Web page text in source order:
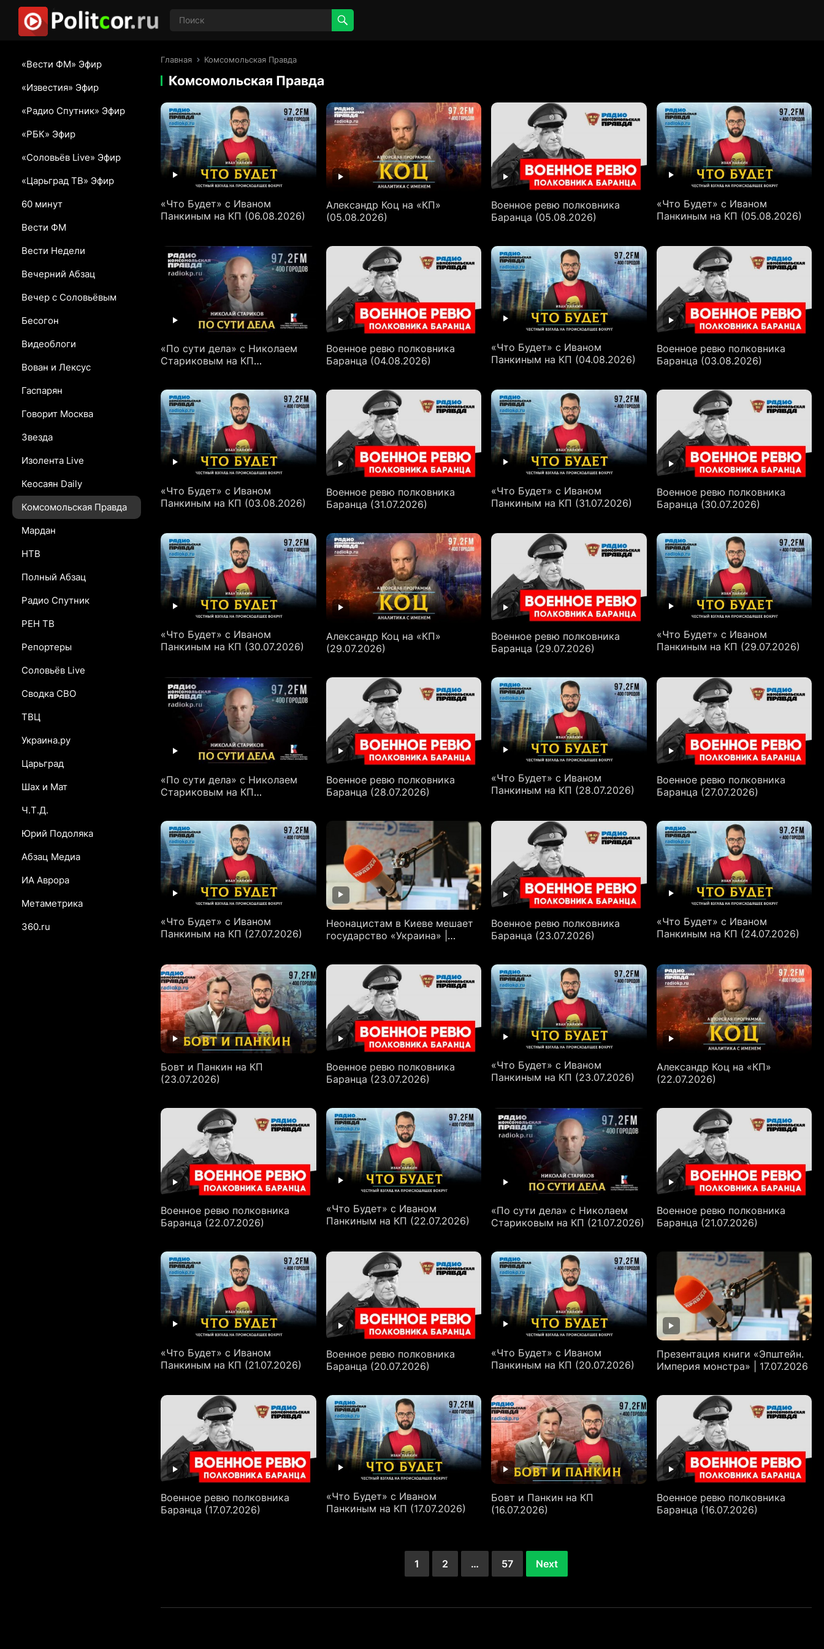
«Вести ФМ» Эфир
«Известия» Эфир
«Радио Спутник» Эфир
«РБК» Эфир
«Соловьёв Live» Эфир
«Царьград ТВ» Эфир
60 минут
Вести ФМ
Вести Недели
Вечерний Абзац
Вечер с Соловьёвым
Бесогон
Видеоблоги
Вован и Лексус
Гаспарян
Говорит Москва
Звезда
Изолента Live
Кеосаян Daily
Комсомольская Правда
Мардан
НТВ
Полный Абзац
Радио Спутник
РЕН ТВ
Репортеры
Соловьёв Live
Сводка СВО
ТВЦ
Украина.ру
Царьград
Шах и Мат
Ч.Т.Д.
Юрий Подоляка
Абзац Медиа
ИА Аврора
Метаметрика
360.ru
Главная Комсомольская Правда
Комсомольская Правда
«Что Будет» с Иваном
Панкиным на КП (06.08.2026)
Александр Коц на «КП»
(05.08.2026)
Военное ревю полковника
Баранца (05.08.2026)
«Что Будет» с Иваном
Панкиным на КП (05.08.2026)
«По сути дела» с Николаем
Стариковым на КП
Военное ревю полковника
Баранца (04.08.2026)
«Что Будет» с Иваном
Панкиным на КП (04.08.2026)
Военное ревю полковника
Баранца (03.08.2026)
«Что Будет» с Иваном
Панкиным на КП (03.08.2026)
Военное ревю полковника
Баранца (31.07.2026)
«Что Будет» с Иваном
Панкиным на КП (31.07.2026)
Военное ревю полковника
Баранца (30.07.2026)
«Что Будет» с Иваном
Панкиным на КП (30.07.2026)
Александр Коц на «КП»
(29.07.2026)
Военное ревю полковника
Баранца (29.07.2026)
«Что Будет» с Иваном
Панкиным на КП (29.07.2026)
«По сути дела» с Николаем
Стариковым на КП
Военное ревю полковника
Баранца (28.07.2026)
«Что Будет» с Иваном
Панкиным на КП (28.07.2026)
Военное ревю полковника
Баранца (27.07.2026)
«Что Будет» с Иваном
Панкиным на КП (27.07.2026)
Неонацистам в Киеве мешает
государство «Украина» |
Военное ревю полковника
Баранца (23.07.2026)
«Что Будет» с Иваном
Панкиным на КП (24.07.2026)
Бовт и Панкин на КП
(23.07.2026)
Военное ревю полковника
Баранца (23.07.2026)
«Что Будет» с Иваном
Панкиным на КП (23.07.2026)
Александр Коц на «КП»
(22.07.2026)
Военное ревю полковника
Баранца (22.07.2026)
«Что Будет» с Иваном
Панкиным на КП (22.07.2026)
«По сути дела» с Николаем
Стариковым на КП (21.07.2026)
Военное ревю полковника
Баранца (21.07.2026)
«Что Будет» с Иваном
Панкиным на КП (21.07.2026)
Военное ревю полковника
Баранца (20.07.2026)
«Что Будет» с Иваном
Панкиным на КП (20.07.2026)
Презентация книги «Эпштейн.
Империя монстра» | 17.07.2026
Военное ревю полковника
Баранца (17.07.2026)
«Что Будет» с Иваном
Панкиным на КП (17.07.2026)
Бовт и Панкин на КП
(16.07.2026)
Военное ревю полковника
Баранца (16.07.2026)
1 2 … 57 Next